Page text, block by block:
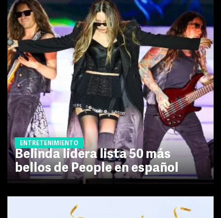
ENTRETENIMIENTO
Belinda lidera lista 50 más
bellos de People en español